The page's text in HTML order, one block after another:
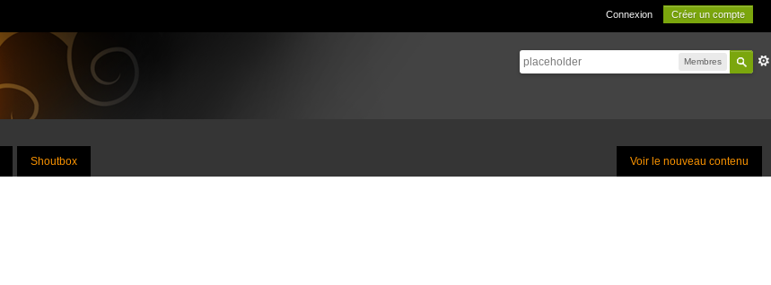
Connexion Créer un compte
Membres
Voir le nouveau contenu
Shoutbox